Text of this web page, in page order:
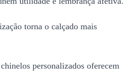
torna o calçado mais
personalizados oferecem